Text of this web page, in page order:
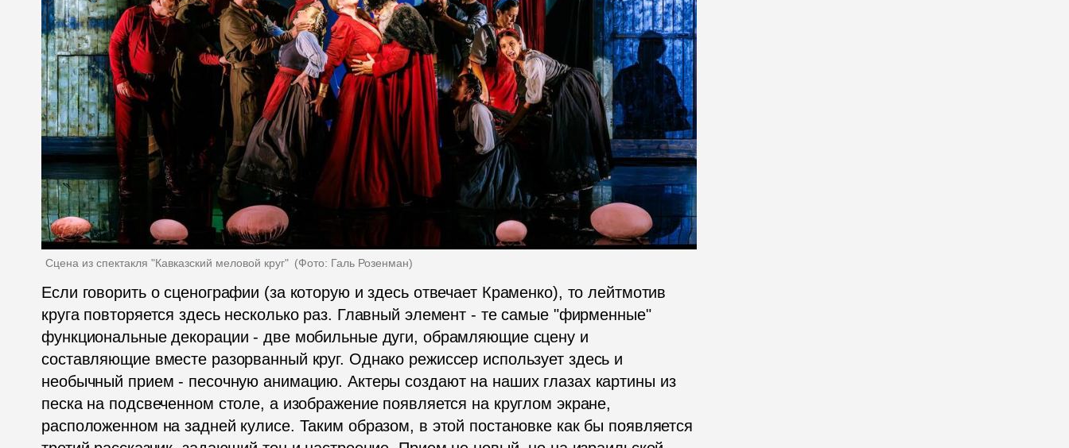
Сцена из спектакля "Кавказский меловой круг" (Фото: Галь Розенман)
Если говорить о сценографии (за которую и здесь отвечает Краменко), то лейтмотив
круга повторяется здесь несколько раз. Главный элемент - те самые "фирменные"
функциональные декорации - две мобильные дуги, обрамляющие сцену и
составляющие вместе разорванный круг. Однако режиссер использует здесь и
необычный прием - песочную анимацию. Актеры создают на наших глазах картины из
песка на подсвеченном столе, а изображение появляется на круглом экране,
расположенном на задней кулисе. Таким образом, в этой постановке как бы появляется